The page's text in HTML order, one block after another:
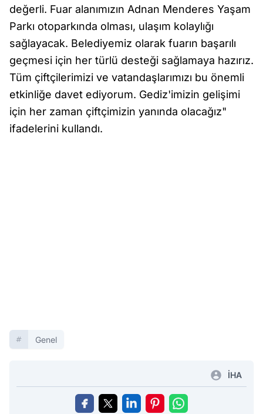
değerli. Fuar alanımızın Adnan Menderes Yaşam
Parkı otoparkında olması, ulaşım kolaylığı
sağlayacak. Belediyemiz olarak fuarın başarılı
geçmesi için her türlü desteği sağlamaya hazırız.
Tüm çiftçilerimizi ve vatandaşlarımızı bu önemli
etkinliğe davet ediyorum. Gediz'imizin gelişimi
için her zaman çiftçimizin yanında olacağız"
ifadelerini kullandı.
Genel
İHA